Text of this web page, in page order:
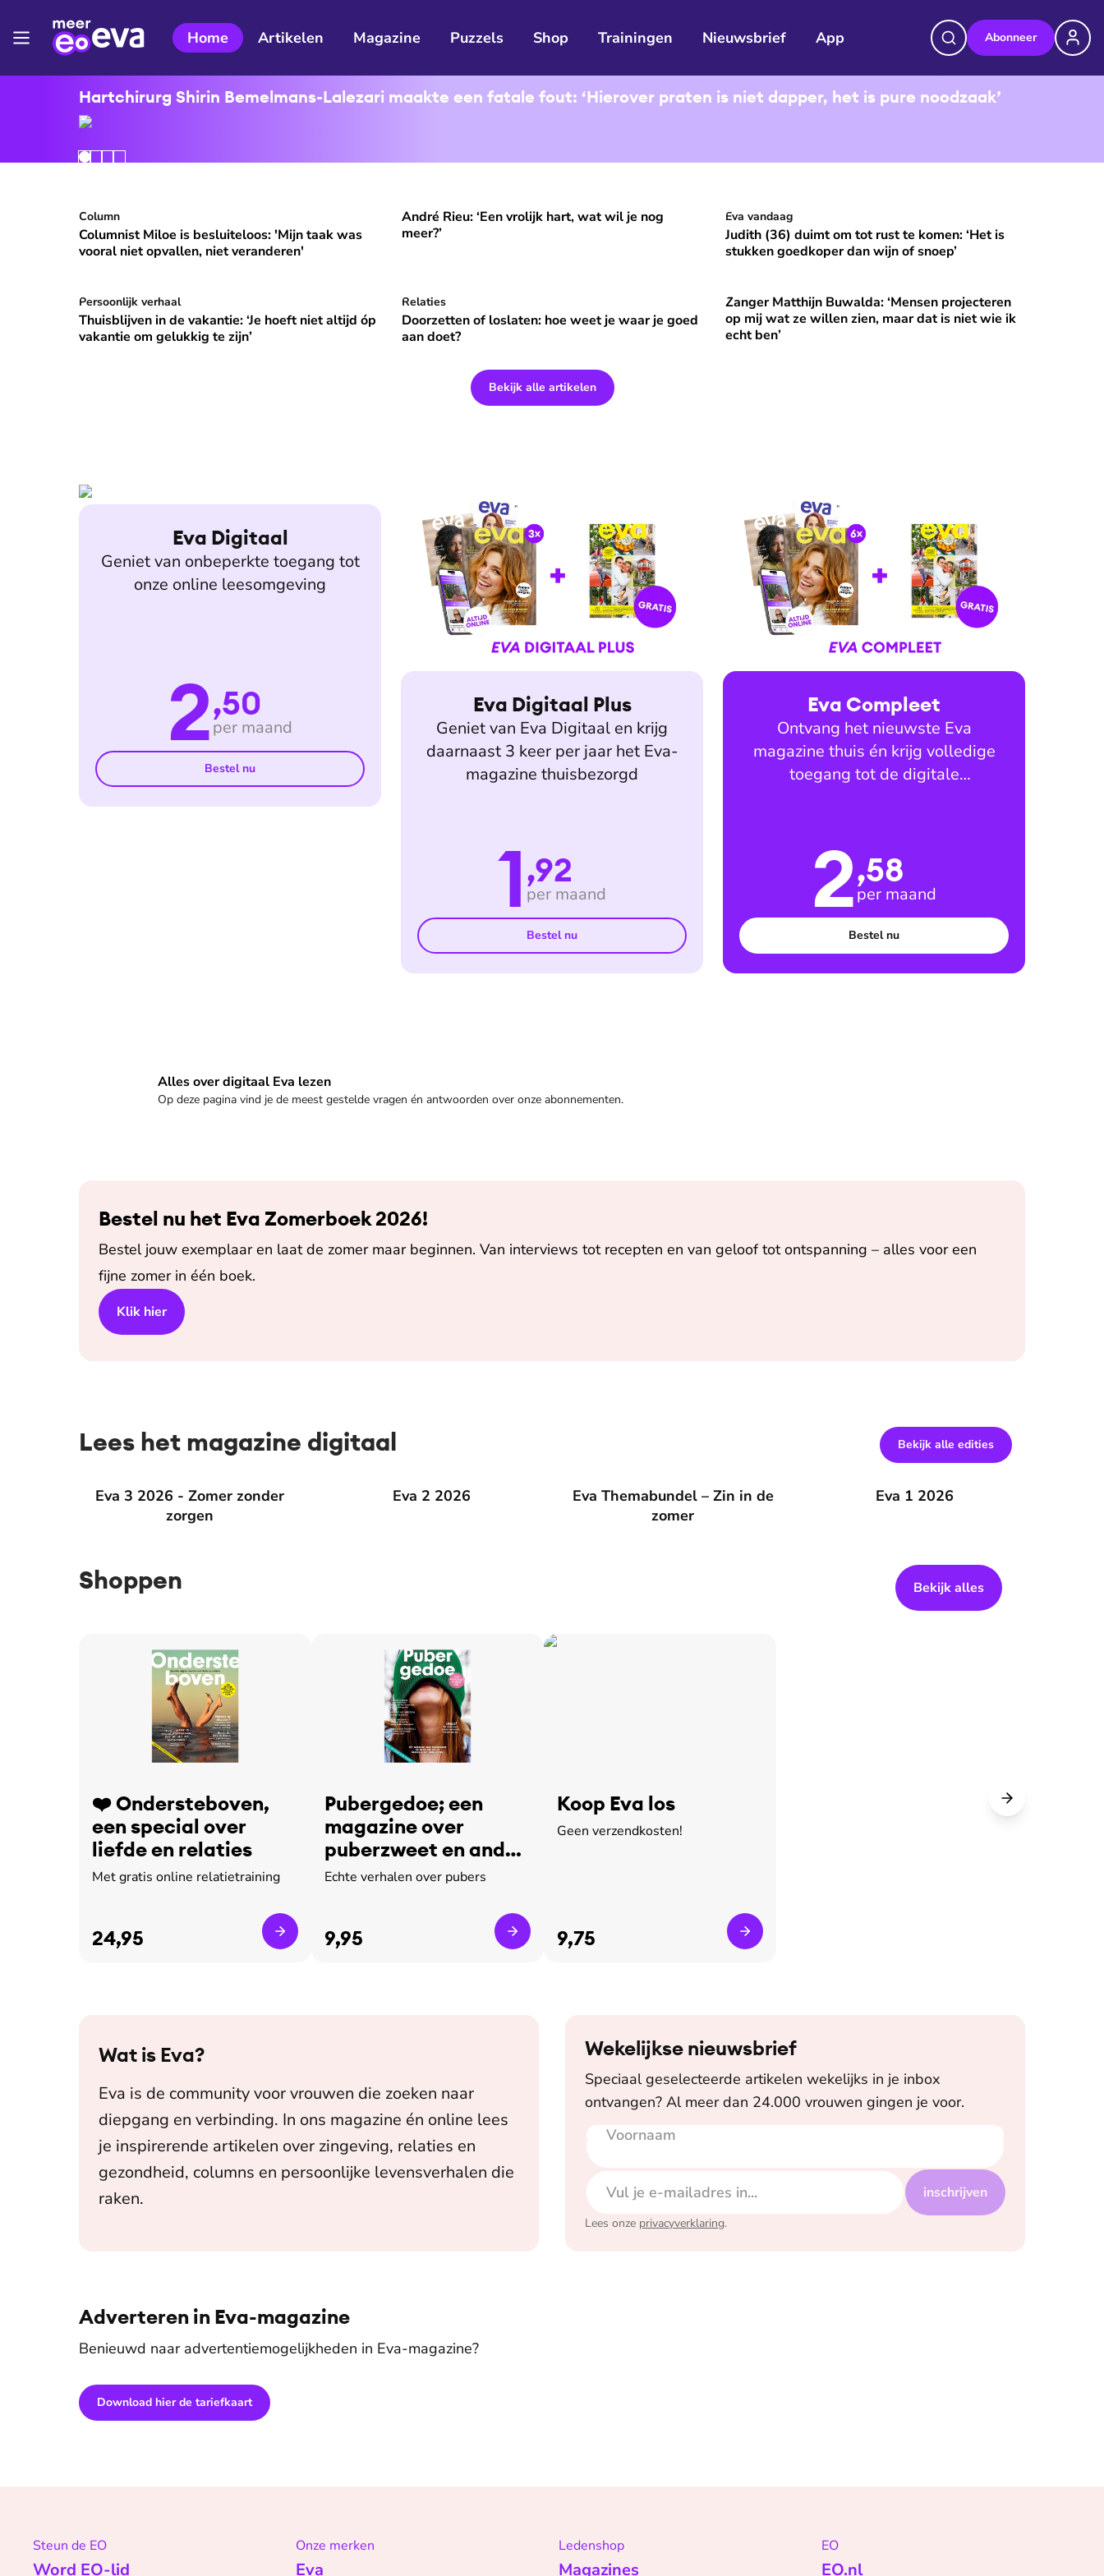
Home Artikelen Magazine Puzzels Shop Trainingen Nieuwsbrief App Abonneer
Hartchirurg Shirin Bemelmans-Lalezari maakte een fatale fout: ‘Hierover praten is niet dapper, het is pure noodzaak’
Columnist Miloe is besluiteloos: 'Mijn taak was vooral niet opvallen, niet veranderen'
⭐ Premium
Column
Columnist Miloe is besluiteloos: 'Mijn taak was
vooral niet opvallen, niet veranderen'
André Rieu: ‘Een vrolijk hart, wat wil je nog meer?’
⭐ Premium
André Rieu: ‘Een vrolijk hart, wat wil je nog
meer?’
Judith (36) duimt om tot rust te komen: ‘Het is stukken
⭐Premium
Eva vandaag
Judith (36) duimt om tot rust te komen: ‘Het is
stukken goedkoper dan wijn of snoep’
Thuisblijven in de vakantie: ‘Je hoeft niet altijd óp vakantie om gelukkig te zijn’
Persoonlijk verhaal
Thuisblijven in de vakantie: ‘Je hoeft niet altijd óp
vakantie om gelukkig te zijn’
Doorzetten of loslaten: hoe weet je waar je goed aan doet?
⭐
Relaties
Doorzetten of loslaten: hoe weet je waar je goed
aan doet?
Zanger Matthijn Buwalda: ‘Mensen projecteren op mij wat ze
⭐Premium
Zanger Matthijn Buwalda: ‘Mensen projecteren
op mij wat ze willen zien, maar dat is niet wie ik
echt ben’
Bekijk alle artikelen
Eva Digitaal
Geniet van onbeperkte toegang tot
onze online leesomgeving
2,50
per maand
Bestel nu
Eva Digitaal Plus
Geniet van Eva Digitaal en krijg
daarnaast 3 keer per jaar het Eva-
magazine thuisbezorgd
1,92
per maand
Bestel nu
Eva Compleet
Ontvang het nieuwste Eva
magazine thuis én krijg volledige
toegang tot de digitale
2,58
per maand
Bestel nu
Alles over digitaal Eva lezen
Op deze pagina vind je de meest gestelde vragen én antwoorden over onze abonnementen.
Veelgestelde vragen
Bestel nu het Eva Zomerboek 2026!
Bestel jouw exemplaar en laat de zomer maar beginnen. Van interviews tot recepten en van geloof tot ontspanning – alles voor een
fijne zomer in één boek.
Klik hier
Lees het magazine digitaal Bekijk alle edities
Eva 3 2026 - Zomer zonder
zorgen
Eva 3 2026 - Zomer zonder zorgen Eva 2 2026
Eva Themabundel – Zin in de
zomer
Eva Themabundel – Zin in de zomer Eva 1 2026
Shoppen Bekijk alles
❤️ Ondersteboven,
een special over
liefde en relaties
Met gratis online relatietraining
24,95
Pubergedoe; een
magazine over
puberzweet en ander
leed
Echte verhalen over pubers
9,95
Koop Eva los
Geen verzendkosten!
9,75
Wat is Eva?
Eva is de community voor vrouwen die zoeken naar
diepgang en verbinding. In ons magazine én online lees
je inspirerende artikelen over zingeving, relaties en
gezondheid, columns en persoonlijke levensverhalen die
raken.
Wekelijkse nieuwsbrief
Speciaal geselecteerde artikelen wekelijks in je inbox
ontvangen? Al meer dan 24.000 vrouwen gingen je voor.
Voornaam
E-mailadres
inschrijven
Lees onze privacyverklaring.
Adverteren in Eva-magazine
Benieuwd naar advertentiemogelijkheden in Eva-magazine?
Download hier de tariefkaart
Steun de EO
Word EO-lid
Onze merken
Eva
Ledenshop
Magazines
EO
EO.nl